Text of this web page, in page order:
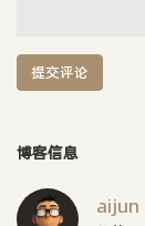
提交评论
博客信息
aijun